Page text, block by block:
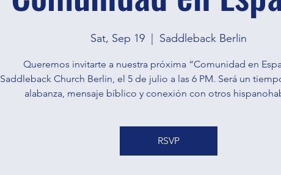
Sat, Sep 19 Saddleback Berlin
Queremos invitarte a nuestra próxima “Comunidad en
Saddleback Church Berlin, el 5 de julio a las 6 PM. Será un
alabanza, mensaje bíblico y conexión con otros
RSVP